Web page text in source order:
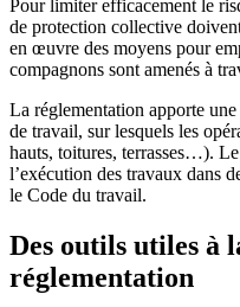
Pour limiter efficacement le
de protection collective
en œuvre des moyens pour
compagnons sont amenés à
La réglementation apporte
de travail, sur lesquels les
hauts, toitures, terrasses…).
l’exécution des travaux dans
le Code du travail.
Des outils utiles à
réglementation